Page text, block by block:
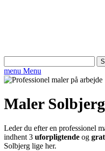
efter:
menu Menu
Maler Solbjerg
Leder du efter en professionel
indhent 3 uforpligtende og
Solbjerg lige her.